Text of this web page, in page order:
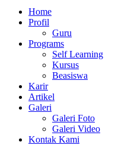
Home
Profil
Guru
Programs
Self Learning
Kursus
Beasiswa
Karir
Artikel
Galeri
Galeri Foto
Galeri Video
Kontak Kami